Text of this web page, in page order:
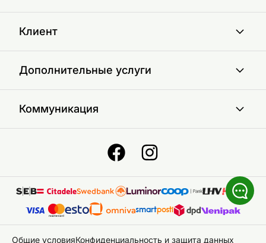
Клиент
Дополнительные услуги
Коммуникация
Общие условияКонфиденциальность и защита данных